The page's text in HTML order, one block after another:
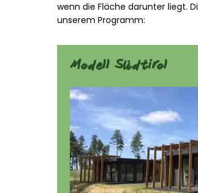
wenn die Fläche darunter liegt.
unserem Programm:
Modell Südtirol